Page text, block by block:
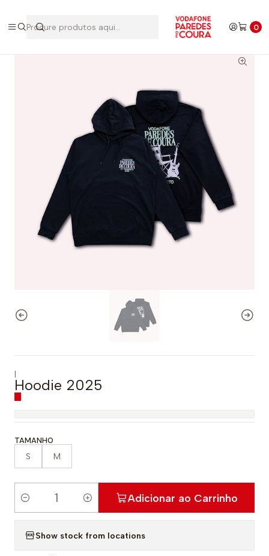
0
|
Hoodie 2025
TAMANHO
S M
Adicionar ao Carrinho
Show stock from locations